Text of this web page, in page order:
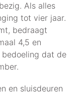
Als alles
tot vier jaar.
bedraagt
4,5 en
bedoeling dat de
en sluisdeuren